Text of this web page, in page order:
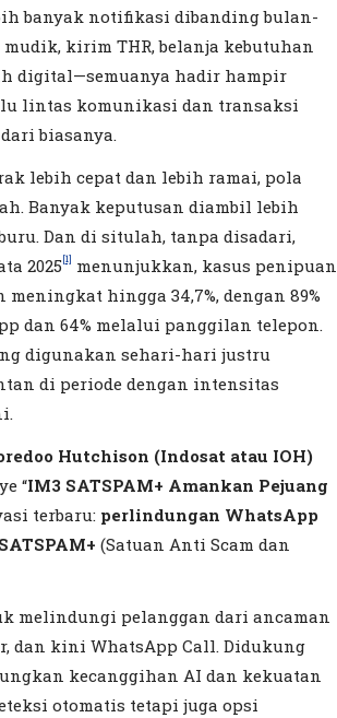
banyak notifikasi dibanding bulan-
kirim THR, belanja kebutuhan
digital—semuanya hadir hampir
lintas komunikasi dan transaksi
biasanya.
lebih cepat dan lebih ramai, pola
Banyak keputusan diambil lebih
Dan di situlah, tanpa disadari,
2025[1] menunjukkan, kasus penipuan
hingga 34,7%, dengan 89%
dan 64% melalui panggilan telepon.
digunakan sehari-hari justru
di periode dengan intensitas
Hutchison (Indosat atau IOH)
“IM3 SATSPAM+ Amankan Pejuang
terbaru: perlindungan WhatsApp
(Satuan Anti Scam dan
melindungi pelanggan dari ancaman
dan kini WhatsApp Call. Didukung
kecanggihan AI dan kekuatan
otomatis tetapi juga opsi